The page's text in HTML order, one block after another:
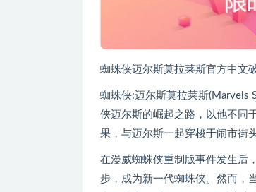
蜘蛛侠迈尔斯莫拉莱斯官方中文
蜘蛛侠:迈尔斯莫拉莱斯(Marvels
侠迈尔斯的崛起之路，以他不同
果，与迈尔斯一起穿梭于闹市街
在漫威蜘蛛侠重制版事件发生后
步，成为新一代蜘蛛侠。然而，